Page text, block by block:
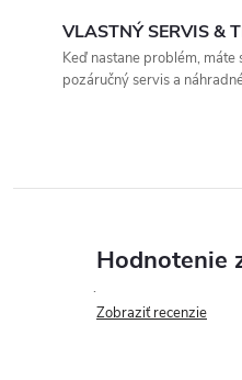
VLASTNÝ SERVIS &
Keď nastane problém, máte
pozáručný servis a
Hodnotenie
Zobraziť recenzie